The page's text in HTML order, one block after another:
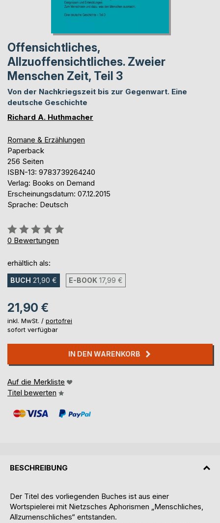
Offensichtliches,
Allzuoffensichtliches. Zweier
Menschen Zeit, Teil 3
Von der Nachkriegszeit bis zur Gegenwart. Eine
deutsche Geschichte
Richard A. Huthmacher
Romane & Erzählungen
Paperback
256 Seiten
ISBN-13: 9783739264240
Verlag: Books on Demand
Erscheinungsdatum: 07.12.2015
Sprache: Deutsch
Bewertung::
0%
0 Bewertungen
erhältlich als:
BUCH 21,90 € E-BOOK 17,99 €
21,90 €
inkl. MwSt. / portofrei
sofort verfügbar
IN DEN WARENKORB
Auf die Merkliste
Titel bewerten
BESCHREIBUNG
Der Titel des vorliegenden Buches ist aus einer
Wortspielerei mit Nietzsches Aphorismen „Menschliches,
Allzumenschliches“ entstanden.